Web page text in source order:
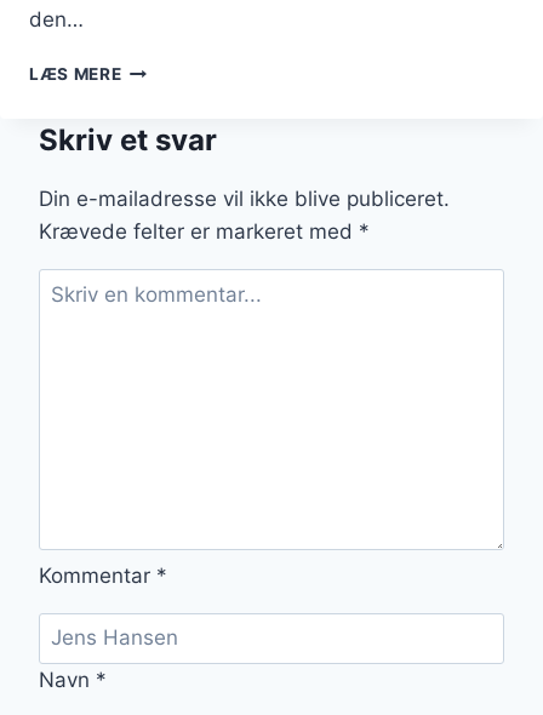
den…
LÆS MERESKIPPERLABSKOVS
TIL
Skriv et svar
Din e-mailadresse vil ikke blive publiceret.
Krævede felter er markeret med *
Kommentar *
Navn *